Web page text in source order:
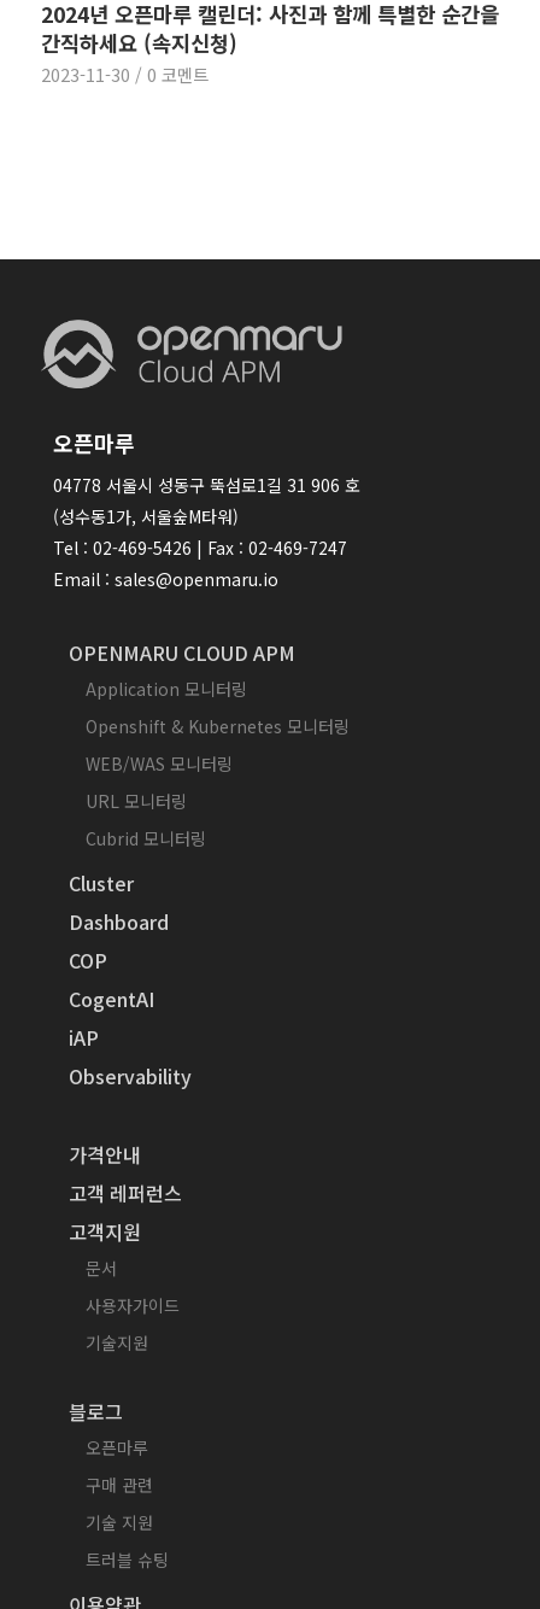
2024년 오픈마루 캘린더: 사진과 함께 특별한 순간을
간직하세요 (속지신청)
2023-11-30 / 0 코멘트
오픈마루
04778 서울시 성동구 뚝섬로1길 31 906 호
(성수동1가, 서울숲M타워)
Tel : 02-469-5426 | Fax : 02-469-7247
Email : sales@openmaru.io
OPENMARU CLOUD APM
Application 모니터링
Openshift & Kubernetes 모니터링
WEB/WAS 모니터링
URL 모니터링
Cubrid 모니터링
Cluster
Dashboard
COP
CogentAI
iAP
Observability
가격안내
고객 레퍼런스
고객지원
문서
사용자가이드
기술지원
블로그
오픈마루
구매 관련
기술 지원
트러블 슈팅